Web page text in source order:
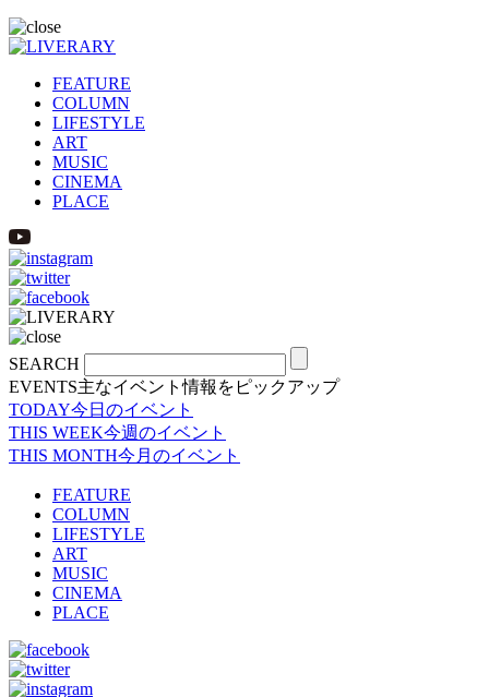
FEATURE
COLUMN
LIFESTYLE
ART
MUSIC
CINEMA
PLACE
SEARCH
EVENTS主なイベント情報をピックアップ
TODAY今日のイベント
THIS WEEK今週のイベント
THIS MONTH今月のイベント
FEATURE
COLUMN
LIFESTYLE
ART
MUSIC
CINEMA
PLACE